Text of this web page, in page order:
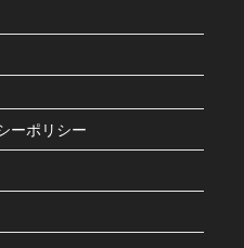
ーポリシー